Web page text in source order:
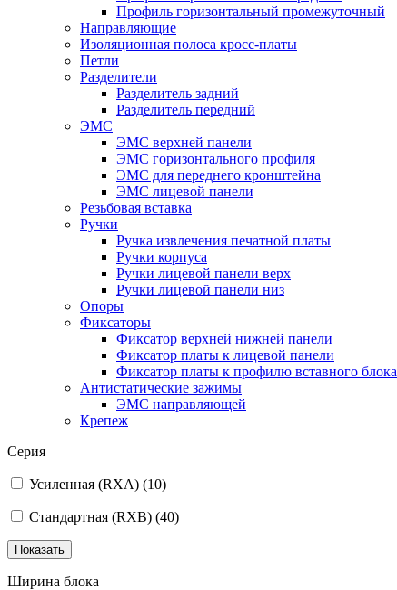
Профиль горизонтальный промежуточный
Направляющие
Изоляционная полоса кросс-платы
Петли
Разделители
Разделитель задний
Разделитель передний
ЭМС
ЭМС верхней панели
ЭМС горизонтального профиля
ЭМС для переднего кронштейна
ЭМС лицевой панели
Резьбовая вставка
Ручки
Ручка извлечения печатной платы
Ручки корпуса
Ручки лицевой панели верх
Ручки лицевой панели низ
Опоры
Фиксаторы
Фиксатор верхней нижней панели
Фиксатор платы к лицевой панели
Фиксатор платы к профилю вставного блока
Антистатические зажимы
ЭМС направляющей
Крепеж
Серия
Усиленная (RXA) (10)
Стандартная (RXB) (40)
Ширина блока